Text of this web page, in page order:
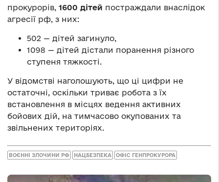
прокурорів, 1600 дітей постраждали внаслідок
агресії рф, з них:
502 — дітей загинуло,
1098 — дітей дістали поранення різного
ступеня тяжкості.
У відомстві наголошують, що ці цифри не
остаточні, оскільки триває робота з їх
встановлення в місцях ведення активних
бойових дій, на тимчасово окупованих та
звільнених територіях.
ВОЄННІ ЗЛОЧИНИ РФ НАЦБЕЗПЕКА ОФІС ГЕНПРОКУРОРА